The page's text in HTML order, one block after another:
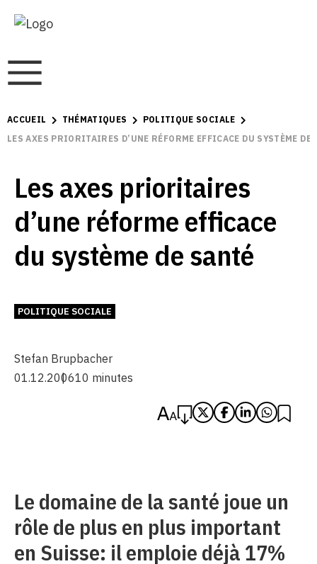
ACCUEIL THÉMATIQUES
POLITIQUE SOCIALE
LES AXES PRIORITAIRES D’UNE RÉFORME EFFICACE DU SYSTÈME DE
Les axes prioritaires
d’une réforme efficace
du système de santé
POLITIQUE SOCIALE
Stefan Brupbacher
01.12.200610 minutes
Le domaine de la santé joue un
rôle de plus en plus important
en Suisse: il emploie déjà 17%